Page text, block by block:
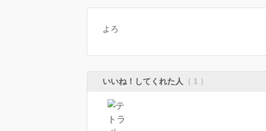
よろ
いいね！してくれた人 （ 1 ）